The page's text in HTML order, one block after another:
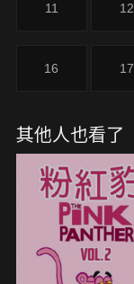
11 12
16 17
其他人也看了